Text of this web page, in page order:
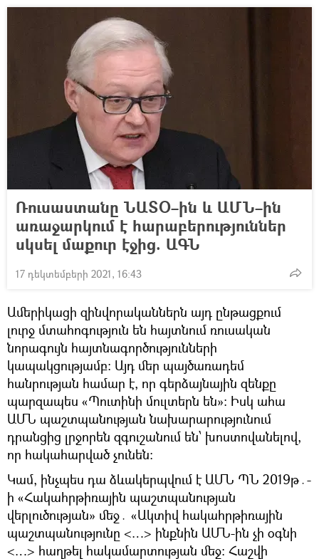
Ռուսաստանը ՆԱՏՕ–ին և ԱՄՆ–ին
առաջարկում է հարաբերություններ
սկսել մաքուր էջից. ԱԳՆ
17 դեկտեմբերի 2021, 16:43
Ամերիկացի զինվորականներն այդ ընթացքում
լուրջ մտահոգություն են հայտնում ռուսական
նորագույն հայտնագործությունների
կապակցությամբ։ Այդ մեր պայծառադեմ
հանրության համար է, որ գերձայնային զենքը
պարզապես «Պուտինի մուլտերն են»։ Իսկ ահա
ԱՄՆ պաշտպանության նախարարությունում
դրանցից լրջորեն զգուշանում են՝ խոստովանելով,
որ հակահարված չունեն։
Կամ, ինչպես դա ձևակերպվում է ԱՄՆ ՊՆ 2019թ․-
ի «Հակահրթիռային պաշտպանության
վերլուծության» մեջ․ «Ակտիվ հակահրթիռային
պաշտպանությունը <…> ինքնին ԱՄՆ-ին չի օգնի
<…> հաղթել հակամարտության մեջ։ Հաշվի